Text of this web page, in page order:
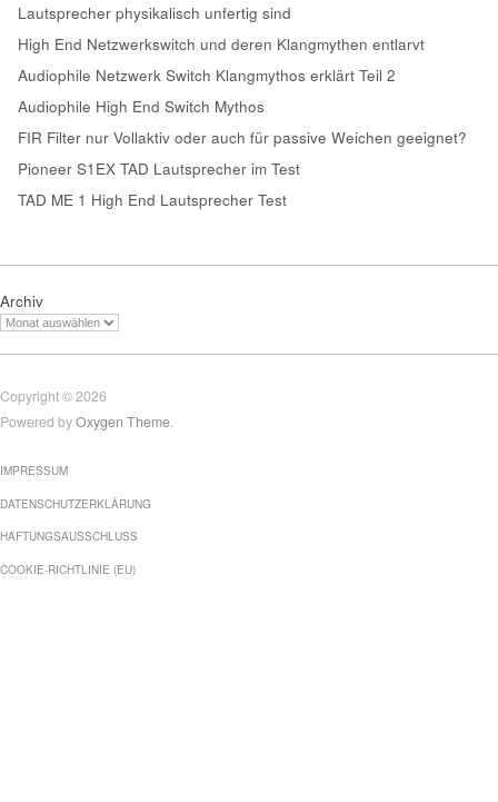
Lautsprecher physikalisch unfertig sind
High End Netzwerkswitch und deren Klangmythen entlarvt
Audiophile Netzwerk Switch Klangmythos erklärt Teil 2
Audiophile High End Switch Mythos
FIR Filter nur Vollaktiv oder auch für passive Weichen geeignet?
Pioneer S1EX TAD Lautsprecher im Test
TAD ME 1 High End Lautsprecher Test
Archiv
Copyright © 2026
Powered byOxygen Theme
IMPRESSUM
DATENSCHUTZERKLÄRUNG
HAFTUNGSAUSSCHLUSS
COOKIE-RICHTLINIE (EU)